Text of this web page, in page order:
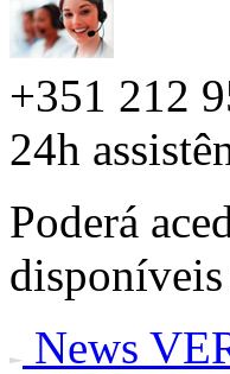
+351 212
24h
Poderá
News